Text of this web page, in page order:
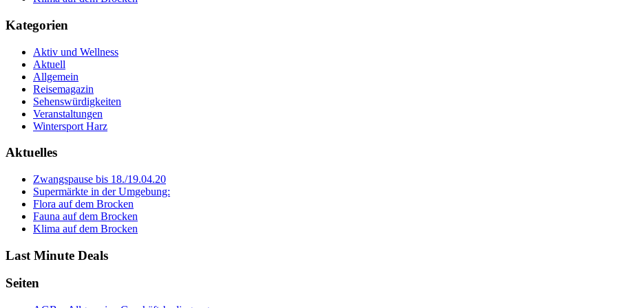
Kategorien
Aktiv und Wellness
Aktuell
Allgemein
Reisemagazin
Sehenswürdigkeiten
Veranstaltungen
Wintersport Harz
Aktuelles
Zwangspause bis 18./19.04.20
Supermärkte in der Umgebung:
Flora auf dem Brocken
Fauna auf dem Brocken
Klima auf dem Brocken
Last Minute Deals
Seiten